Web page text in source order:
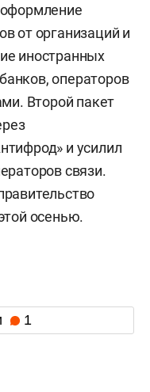
от организаций и
иностранных
операторов
Второй пакет
и усилил
связи.
осенью.
1